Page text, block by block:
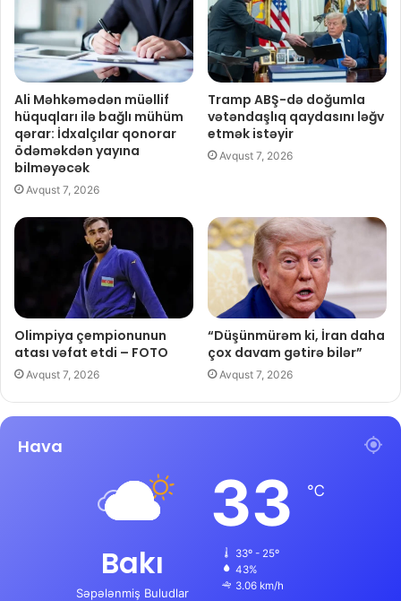
Ali Məhkəmədən müəllif
hüquqları ilə bağlı mühüm
qərar: İdxalçılar qonorar
ödəməkdən yayına
bilməyəcək
Avqust 7, 2026
Tramp ABŞ-də doğumla
vətəndaşlıq qaydasını ləğv
etmək istəyir
Avqust 7, 2026
Olimpiya çempionunun
atası vəfat etdi – FOTO
Avqust 7, 2026
“Düşünmürəm ki, İran daha
çox davam gətirə bilər”
Avqust 7, 2026
Hava
Bakı
Səpələnmiş Buludlar
33 ℃
33º - 25º
43%
3.06 km/h